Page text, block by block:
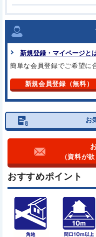
新規登録・マイページと
簡単な会員登録でご希望に
新規会員登録（無料）
お
（資料が
おすすめポイント